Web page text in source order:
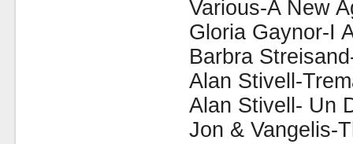
Various-A New
Gloria Gaynor-I
Barbra
Alan Stivell-
Alan Stivell- Un
Jon & Vangelis-